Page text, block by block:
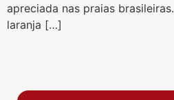
apreciada nas praias
laranja […]